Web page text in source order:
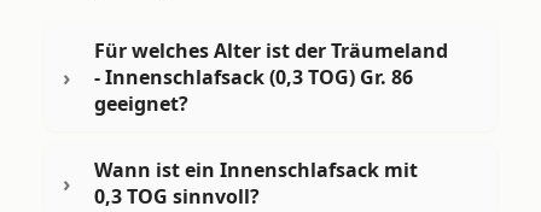
Für welches Alter ist der Träumeland
- Innenschlafsack (0,3 TOG) Gr. 86
geeignet?
Wann ist ein Innenschlafsack mit
0,3 TOG sinnvoll?